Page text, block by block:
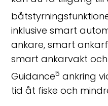
inklusive smart
ankare, smart
smart ankarvakt
Guidance5 ankring
tid åt fiske och